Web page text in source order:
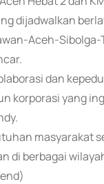
dijadwalkan
Aceh-
dan
korporasi yang
masyarakat
di berbagai